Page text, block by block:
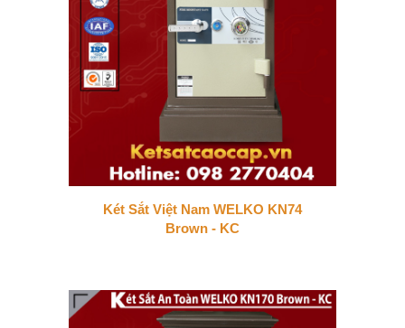
Két Sắt Việt Nam WELKO KN74
Brown - KC